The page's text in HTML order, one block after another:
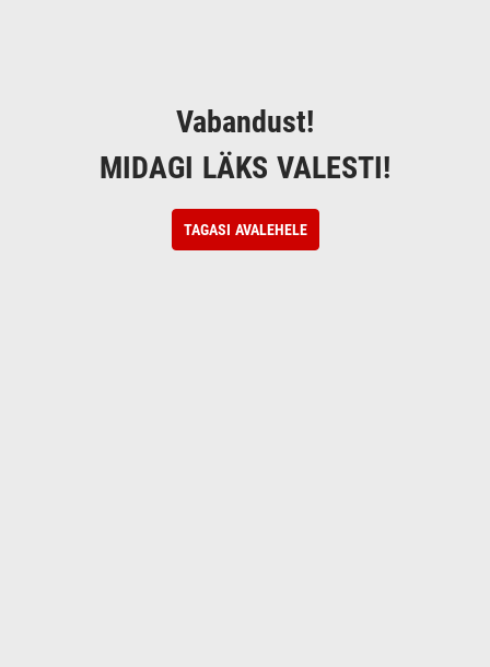
Vabandust!
MIDAGI LÄKS VALESTI!
TAGASI AVALEHELE